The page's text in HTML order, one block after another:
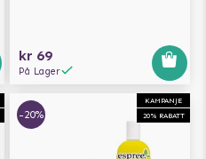
kr 69
På Lager
KAMPANJE
20% RABATT
-20%